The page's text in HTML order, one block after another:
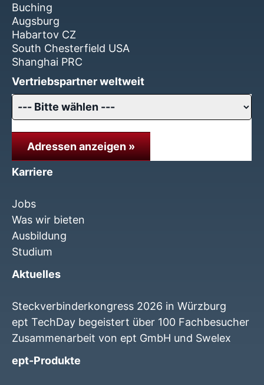
Buching
Augsburg
Habartov CZ
South Chesterfield USA
Shanghai PRC
Vertriebspartner weltweit
Adressen anzeigen »
Karriere
Jobs
Was wir bieten
Ausbildung
Studium
Aktuelles
Steckverbinderkongress 2026 in Würzburg
ept TechDay begeistert über 100 Fachbesucher
Zusammenarbeit von ept GmbH und Swelex
ept-Produkte